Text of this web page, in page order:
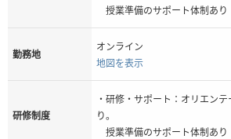
授業準備のサポート体制あり
勤務地
オンライン
地図を表示
研修制度
・研修・サポート：オリエン
り。
授業準備のサポート体制あり